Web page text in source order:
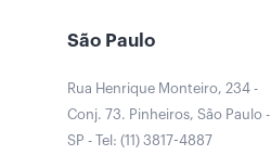
São Paulo
Rua Henrique Monteiro, 234 -
Conj. 73. Pinheiros, São Paulo -
SP - Tel: (11) 3817-4887